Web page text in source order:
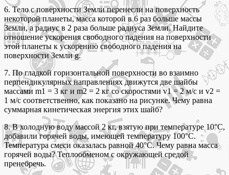
6. Тело с поверхности Земли перенесли на поверхность
некоторой планеты, масса которой в 6 раз больше массы
Земли, а радиус в 2 раза больше радиуса Земли. Найдите
отношение ускорения свободного падения на поверхности
этой планеты к ускорению свободного падения на
поверхности Земли g.
7. По гладкой горизонтальной поверхности во взаимно
перпендикулярных направлениях движутся две шайбы
массами m1 = 3 кг и m2 = 2 кг со скоростями v1 = 2 м/c и v2 =
1 м/c соответственно, как показано на рисунке. Чему равна
суммарная кинетическая энергия этих шайб?
8. В холодную воду массой 2 кг, взятую при температуре 10°С,
добавили горячей воды, имеющей температуру 100°С.
Температура смеси оказалась равной 40°С. Чему равна масса
горячей воды? Теплообменом с окружающей средой
пренебречь.